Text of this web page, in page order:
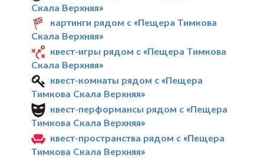
Скала Верхняя»
картинги рядом с «Пещера Тимкова
Скала Верхняя»
квест-игры рядом с «Пещера Тимкова
Скала Верхняя»
квест-комнаты рядом с «Пещера
Тимкова Скала Верхняя»
квест-перформансы рядом с «Пещера
Тимкова Скала Верхняя»
квест-пространства рядом с «Пещера
Тимкова Скала Верхняя»